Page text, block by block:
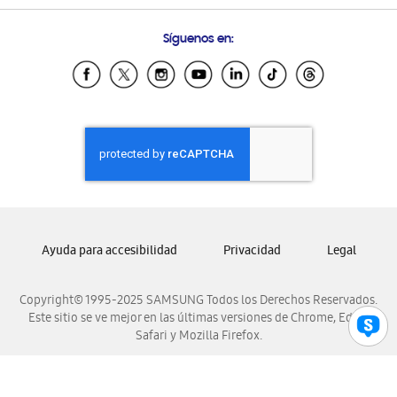
Samsung Ecuador
Samsung El Salvador
Samsung Honduras
Samsung Nicaragua
Samsung Panamá
Samsung Venezuela
Síguenos en:
Copyright© 1995-2025 SAMSUNG Todos los Derechos Reservados.
Este sitio se ve mejor en las últimas versiones de Chrome, Edge,
Safari y Mozilla Firefox.
Ayuda para accesibilidad Privacidad Legal